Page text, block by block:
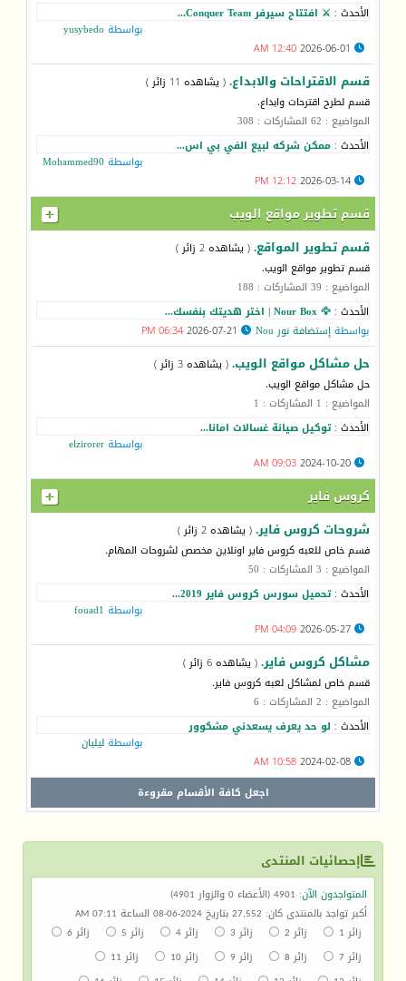
الأحدث : ⚔️ افتتاح سيرفر Conquer Team...
بواسطة yusybedo
12:40 AM
قسم الاقتراحات والابداع.( يشاهده 11 زائر )
قسم لطرح اقترحات وابداع.
المواضيع : 62 المشاركات : 308
الأحدث : ممكن شركه لبيع الفي بي اس...
بواسطة Mohammed90
12:12 PM
قسم تطوير مواقع الويب
قسم تطوير المواقع.( يشاهده 2 زائر )
قسم تطوير مواقع الويب.
المواضيع : 39 المشاركات : 188
الأحدث : 🦅 Nour Box | اختر هديتك بنفسك...
بواسطةإستضافة نور Nou 06:34 PM
حل مشاكل مواقع الويب.( يشاهده 3 زائر )
حل مشاكل مواقع الويب.
المواضيع : 1 المشاركات : 1
الأحدث :توكيل صيانة غسالات امانا...
بواسطةelzirorer
09:03 AM
كروس فاير
شروحات كروس فاير.( يشاهده 2 زائر )
فسم خاص للعبه كروس فاير اونلاين مخصص لشروحات المهام.
المواضيع : 3 المشاركات : 50
الأحدث :تحميل سورس كروس فاير 2019...
بواسطة fouad1
04:09 PM
مشاكل كروس فاير.( يشاهده 6 زائر )
قسم خاص لمشاكل لعبه كروس فاير.
المواضيع : 2 المشاركات : 6
الأحدث : لو حد يعرف يسعدني مشكوور
بواسطةليليان
10:58 AM
اجعل كافة الأقسام مقروءة
إحصائيات المنتدى
المتواجدون الآن: 4901 (الأعضاء 0 والزوار 4901)
أكبر تواجد بالمنتدى كان: 27,552 بتاريخ 2024-06-08 الساعة 07:11 AM
زائر 1
زائر 2 زائر 3 زائر 4 زائر 5
زائر 6
زائر 7
زائر 8 زائر 9 زائر 10
زائر 11